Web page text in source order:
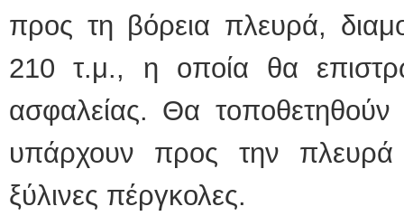
προς τη βόρεια πλευρά,
210 τ.μ., η οποία θα
ασφαλείας. Θα τοποθετηθούν
υπάρχουν προς την
ξύλινες πέργκολες.